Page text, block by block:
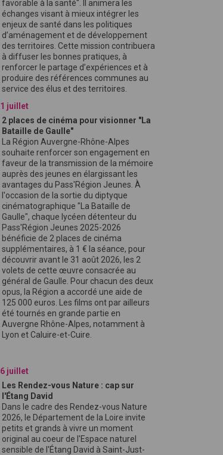
favorable à la santé". Il animera les
échanges visant à mieux intégrer les
enjeux de santé dans les politiques
d’aménagement et de développement
des territoires. Cette mission contribuera
à diffuser les bonnes pratiques, à
renforcer le partage d’expériences et à
produire des références communes au
service des élus et des territoires.
juillet
2 places de cinéma pour visionner "La
Bataille de Gaulle"
La Région Auvergne-Rhône-Alpes
souhaite renforcer son engagement en
faveur de la transmission de la mémoire
auprès des jeunes en élargissant les
avantages du Pass'Région Jeunes. À
l'occasion de la sortie du diptyque
cinématographique "La Bataille de
Gaulle", chaque lycéen détenteur du
Pass'Région Jeunes 2025-2026
bénéficie de 2 places de cinéma
supplémentaires, à 1 € la séance, pour
découvrir avant le 31 août 2026, les 2
volets de cette œuvre consacrée au
général de Gaulle. Pour chacun des deux
opus, la Région a accordé une aide de
125 000 euros. Les films ont par ailleurs
été tournés en grande partie en
Auvergne Rhône-Alpes, notamment à
Lyon et Caluire-et-Cuire.
juillet
Les Rendez-vous Nature : cap sur
l'Étang David
Dans le cadre des Rendez-vous Nature
2026, le Département de la Loire invite
petits et grands à vivre un moment
original au coeur de l'Espace naturel
sensible de l'Étang David à Saint-Just-